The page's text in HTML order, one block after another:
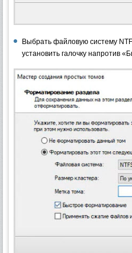
Выбрать файловую систему
установить галочку напротив